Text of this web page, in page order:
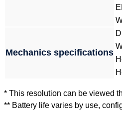
Mechanics specifications
* This resolution can be viewed
** Battery life varies by use,